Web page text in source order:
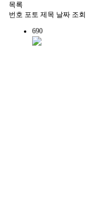
목록
번호 포토 제목 날짜 조회
690